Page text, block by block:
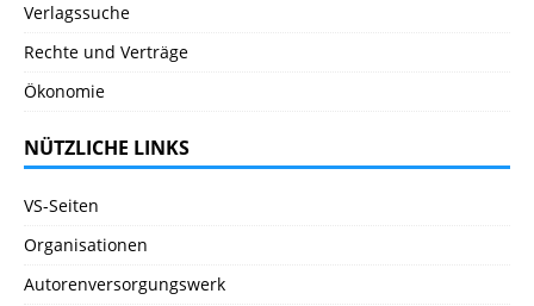
Verlagssuche
Rechte und Verträge
Ökonomie
NÜTZLICHE LINKS
VS-Seiten
Organisationen
Autorenversorgungswerk